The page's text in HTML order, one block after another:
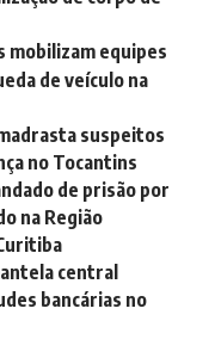
mobilizam equipes
de veículo na
suspeitos
no Tocantins
de prisão por
na Região
central
bancárias no